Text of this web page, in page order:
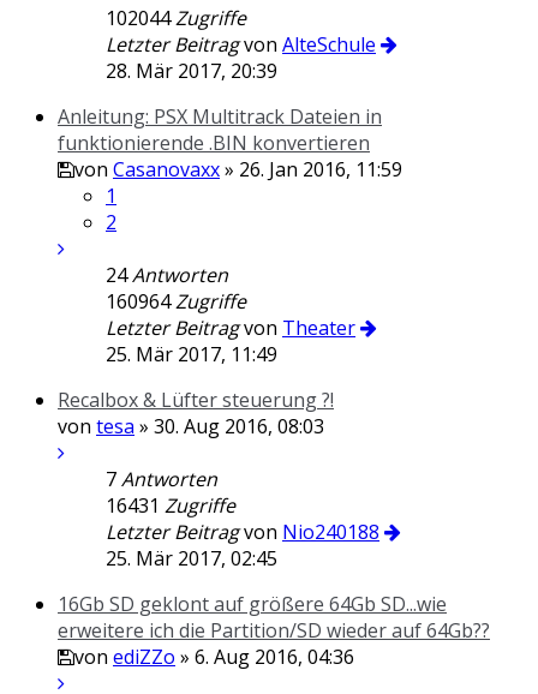
102044Zugriffe
Letzter Beitragvon AlteSchule
28. Mär 2017, 20:39
Anleitung: PSX Multitrack Dateien in
funktionierende .BIN konvertieren
von Casanovaxx» 26. Jan 2016, 11:59
1
2
24Antworten
160964Zugriffe
Letzter Beitragvon Theater
25. Mär 2017, 11:49
Recalbox & Lüfter steuerung ?!
von tesa » 30. Aug 2016, 08:03
7Antworten
16431 Zugriffe
Letzter Beitragvon Nio240188
25. Mär 2017, 02:45
16Gb SD geklont auf größere 64Gb SD...wie
erweitere ich die Partition/SD wieder auf 64Gb??
von ediZZo » 6. Aug 2016, 04:36